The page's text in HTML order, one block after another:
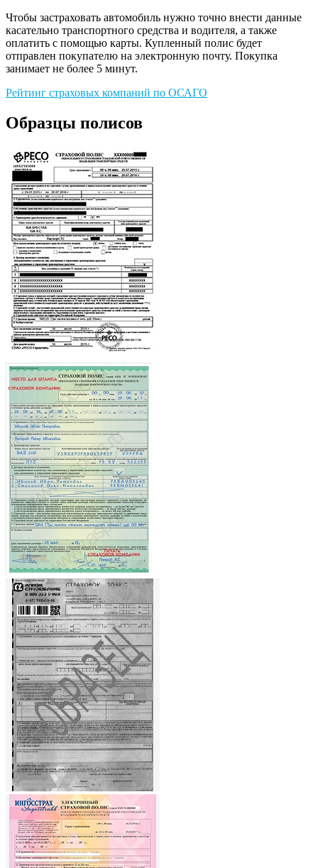
Чтобы застраховать автомобиль нужно точно внести данные
касательно транспортного средства и водителя, а также
оплатить с помощью карты. Купленный полис будет
отправлен покупателю на электронную почту. Покупка
занимает не более 5 минут.
Рейтинг страховых компаний по ОСАГО
Образцы полисов